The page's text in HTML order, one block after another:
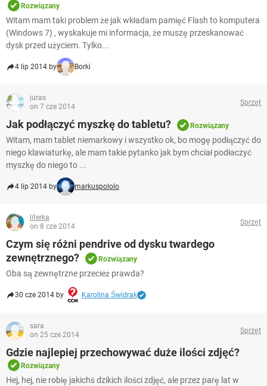
Rozwiązany
Witam mam taki problem że jak wkładam pamięć Flash to komputera
(Windows 7) , wyskakuje mi informacja, że muszę przeskanować
dysk przed użyciem. Tylko...
4 lip 2014 by Borki
juras
on 7 cze 2014
Sprzęt
Jak podłączyć myszkę do tabletu? Rozwiązany
Witam, mam tablet niemarkowy i wszystko ok, bo mogę podłączyć do
niego klawiaturkę, ale mam takie pytanko jak bym chciał podłaczyć
myszkę do niego to ...
4 lip 2014 by markuspololo
literka
on 8 cze 2014
Sprzęt
Czym się różni pendrive od dysku twardego
zewnętrznego?
Rozwiązany
Oba są zewnętrzne przecież prawda?
30 cze 2014 by Karolina Świdrak
sara
on 25 cze 2014
Sprzęt
Gdzie najlepiej przechowywać duże ilości zdjęć?
Rozwiązany
Hej, hej, nie robię jakichś dzikich ilości zdjęć, ale przez parę lat w